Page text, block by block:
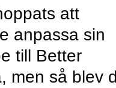
att
anpassa sin
till Better
men så blev